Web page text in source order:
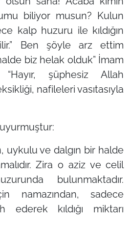
biliyor musun? Kulun
kalp huzuru ile kıldığın
Ben şöyle arz ettim
biz helak olduk” İmam
şüphesiz Allah
nafileleri vasıtasıyla
uykulu ve dalgın bir halde
Zira o aziz ve celil
bulunmaktadır.
namazından, sadece
ederek kıldığı miktarı